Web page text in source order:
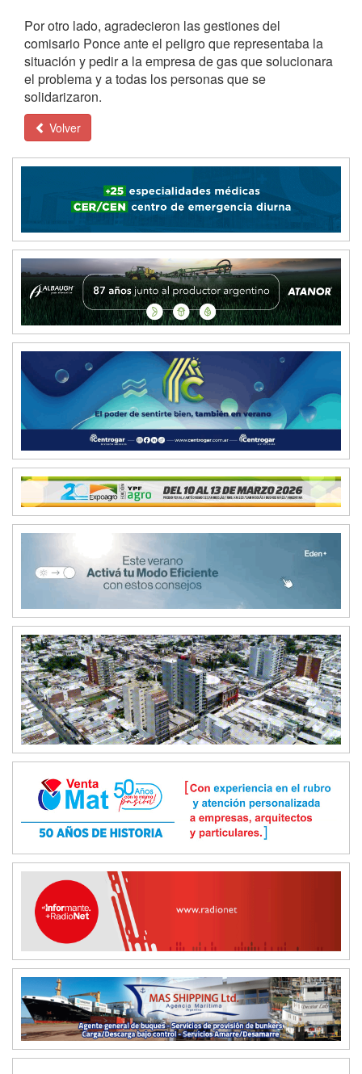
Por otro lado, agradecieron las gestiones del
comisario Ponce ante el peligro que representaba la
situación y pedir a la empresa de gas que solucionara
el problema y a todas los personas que se
solidarizaron.
Volver